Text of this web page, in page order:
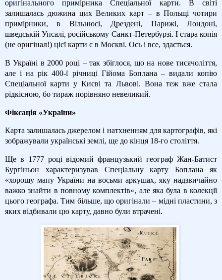
оригінального примірника Спеціальної карти. В світі
залишалась дюжина цих Великих карт – в Польщі чотири
примірники, в Вільнюсі, Дрездені, Парижі, Лондоні,
шведській Упсалі, російському Санкт-Петербурзі. І стара копія
(не оригінал!) цієї карти є в Москві. Ось і все, здається.
В Україні в 2000 році – так збіглося, що на нове тисячоліття,
але і на рік 400-ї річниці Гійома Боплана – видали копію
Спеціальної карти у Києві та Львові. Вона теж вже стала
рідкісною, бо тираж порівняно невеликий.
Фіксація «України»
Карта залишалась джерелом і натхненням для картографів, які
зображували українські землі, ще до кінця 18-го століття.
Ще в 1777 році відомий французький географ Жан-Батист
Бургіньон характеризував Спеціальну карту Боплана як
«хорошу мапу України на восьми аркушах, яку надзвичайно
важко знайти в повному комплектів», але яка була в колекції
цього географа. Тим більше, що оригінали – мідні пластини, з
яких відбивали цю карту, давно були втрачені.